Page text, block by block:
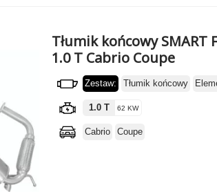
Tłumik końcowy SMART
1.0 T Cabrio Coupe
Zestaw: Tłumik końcowy
1.0 T 62 KW
Cabrio Coupe